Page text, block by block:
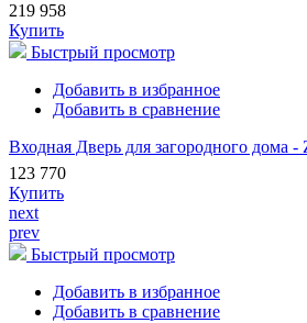
219 958
Купить
Быстрый просмотр
Добавить в избранное
Добавить в сравнение
Входная Дверь для загородного дома -
123 770
Купить
next
prev
Быстрый просмотр
Добавить в избранное
Добавить в сравнение